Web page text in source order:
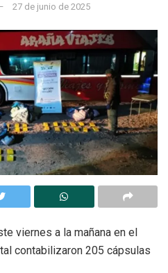
27 de junio de 2025
viernes a la mañana en el
contabilizaron 205 cápsulas